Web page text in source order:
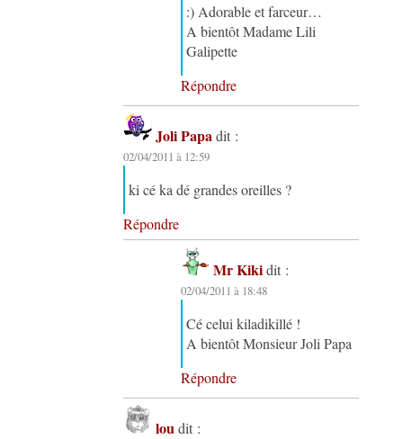
:) Adorable et farceur…
A bientôt Madame Lili
Galipette
Répondre
Joli Papa dit :
02/04/2011 à 12:59
ki cé ka dé grandes oreilles ?
Répondre
Mr Kiki dit :
02/04/2011 à 18:48
Cé celui kiladikillé !
A bientôt Monsieur Joli Papa
Répondre
lou dit :